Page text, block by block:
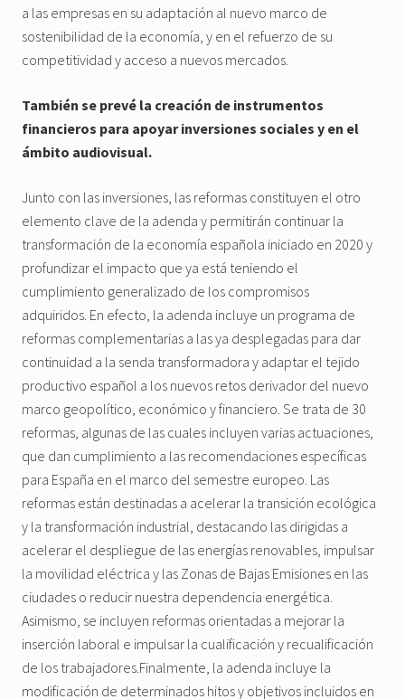
a las empresas en su adaptación al nuevo marco de
sostenibilidad de la economía, y en el refuerzo de su
competitividad y acceso a nuevos mercados.
También se prevé la creación de instrumentos
financieros para apoyar inversiones sociales y en el
ámbito audiovisual.
Junto con las inversiones, las reformas constituyen el otro
elemento clave de la adenda y permitirán continuar la
transformación de la economía española iniciado en 2020 y
profundizar el impacto que ya está teniendo el
cumplimiento generalizado de los compromisos
adquiridos. En efecto, la adenda incluye un programa de
reformas complementarias a las ya desplegadas para dar
continuidad a la senda transformadora y adaptar el tejido
productivo español a los nuevos retos derivador del nuevo
marco geopolítico, económico y financiero. Se trata de 30
reformas, algunas de las cuales incluyen varias actuaciones,
que dan cumplimiento a las recomendaciones específicas
para España en el marco del semestre europeo. Las
reformas están destinadas a acelerar la transición ecológica
y la transformación industrial, destacando las dirigidas a
acelerar el despliegue de las energías renovables, impulsar
la movilidad eléctrica y las Zonas de Bajas Emisiones en las
ciudades o reducir nuestra dependencia energética.
Asimismo, se incluyen reformas orientadas a mejorar la
inserción laboral e impulsar la cualificación y recualificación
de los trabajadores.Finalmente, la adenda incluye la
modificación de determinados hitos y objetivos incluidos en